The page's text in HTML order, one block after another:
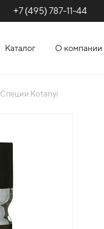
+7 (495) 787-11-44
Каталог О компании
Специи Kotanyi